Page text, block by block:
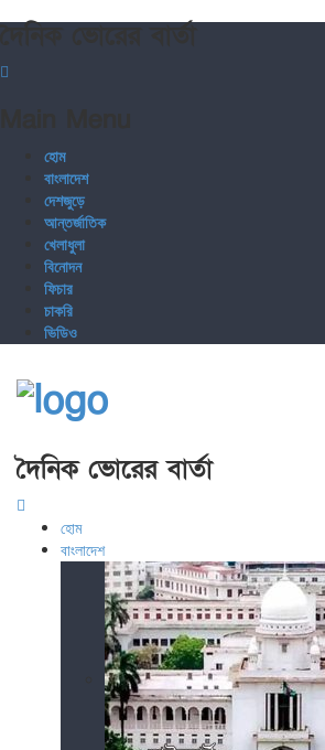
হোম
বাংলাদেশ
দেশজুড়ে
আন্তর্জাতিক
খেলাধুলা
বিনোদন
ফিচার
চাকরি
ভিডিও
দৈনিক ভোরের বার্তা
হোম
বাংলাদেশ